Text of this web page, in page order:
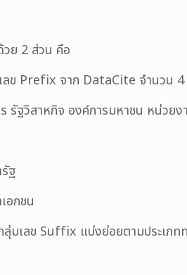
ย 2 ส่วน คือ
ลข Prefix จาก DataCite จำนวน
วิสาหกิจ องค์การมหาชน หน่วยงา
ฐ
กชน
มเลข Suffix แบ่งย่อยตามประเภท